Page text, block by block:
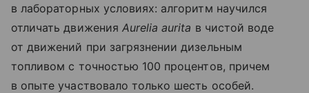
в лабораторных условиях: алгоритм научился
отличать движения Aurelia aurita в чистой воде
от движений при загрязнении дизельным
топливом с точностью 100 процентов, причем
в опыте участвовало только шесть особей.